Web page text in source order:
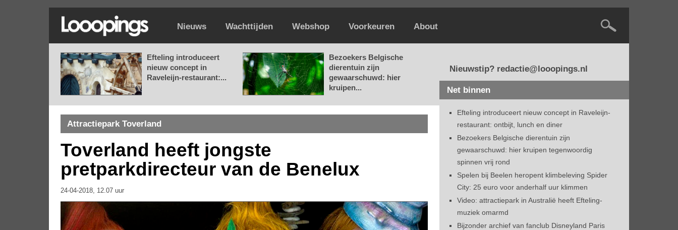
Nieuws Wachttijden Webshop Voorkeuren About
Efteling introduceert
nieuw concept in
Raveleijn-restaurant:...
Bezoekers Belgische
dierentuin zijn
gewaarschuwd: hier
kruipen...
Attractiepark Toverland
Toverland heeft jongste
pretparkdirecteur van de Benelux
24-04-2018, 12.07 uur
Nieuwstip? redactie@looopings.nl
Net binnen
Efteling introduceert nieuw concept in Raveleijn-
restaurant: ontbijt, lunch en diner
Bezoekers Belgische dierentuin zijn
gewaarschuwd: hier kruipen tegenwoordig
spinnen vrij rond
Spelen bij Beelen heropent klimbeleving Spider
City: 25 euro voor anderhalf uur klimmen
Video: attractiepark in Australië heeft Efteling-
muziek omarmd
Bijzonder archief van fanclub Disneyland Paris